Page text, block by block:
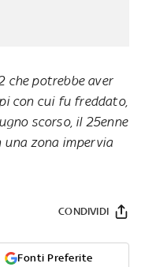
che potrebbe aver
con cui fu freddato,
scorso, il 25enne
una zona impervia
Fonti Preferite
CONDIVIDI